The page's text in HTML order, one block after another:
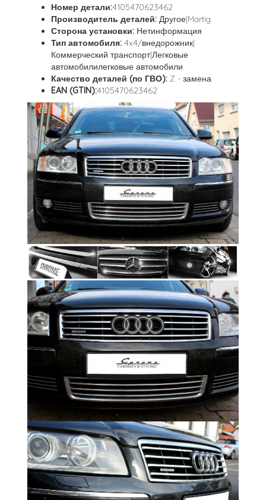
Номер детали:4105470623462
Производитель деталей: Другое|Martig
Сторона установки: Нетинформация
Тип автомобиля: 4x4/внедорожник|
Коммерческий транспорт|Легковые
автомобилилегковые автомобили
Качество деталей (по ГВО): Z - замена
EAN (GTIN):4105470623462